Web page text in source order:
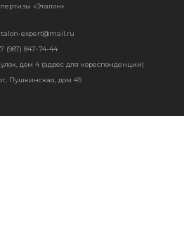
Прикрепить файл